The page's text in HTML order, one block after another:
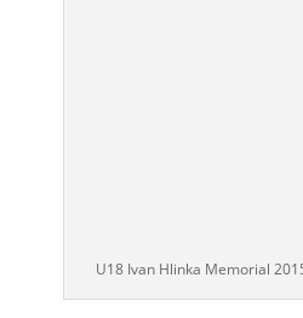
U18 Ivan Hlinka Memorial